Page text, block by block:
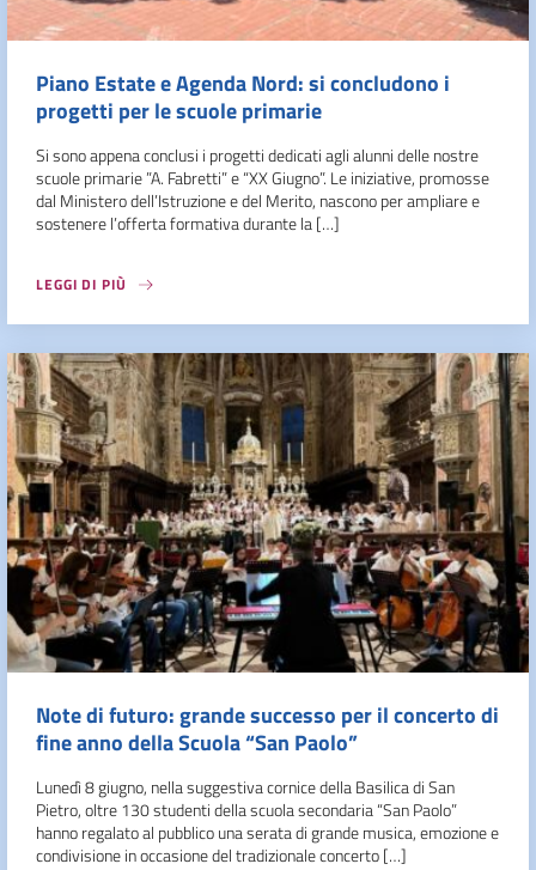
Piano Estate e Agenda Nord: si concludono i
progetti per le scuole primarie
Si sono appena conclusi i progetti dedicati agli alunni delle nostre
scuole primarie ”A. Fabretti” e “XX Giugno”. Le iniziative, promosse
dal Ministero dell’Istruzione e del Merito, nascono per ampliare e
sostenere l’offerta formativa durante la […]
LEGGI DI PIÙ
Note di futuro: grande successo per il concerto di
fine anno della Scuola “San Paolo”
Lunedì 8 giugno, nella suggestiva cornice della Basilica di San
Pietro, oltre 130 studenti della scuola secondaria “San Paolo”
hanno regalato al pubblico una serata di grande musica, emozione e
condivisione in occasione del tradizionale concerto […]